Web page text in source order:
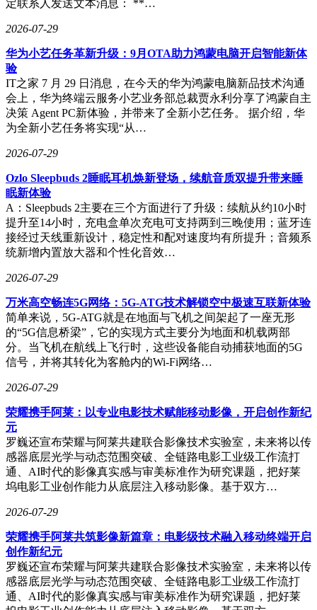
定联系人发送文本消息： **…
2026-07-29
华为小艺任务革新升级：9月OTA助力鸿蒙电脑开启智能新体
验
IT之家 7 月 29 日消息，在今天的华为鸿蒙电脑新品技术沟通
会上，华为终端云服务小艺业务部总裁贾永利分享了鸿蒙自主
决策 Agent PC新体验，并带来了全新小艺任务。 据介绍，华
为全新小艺任务将实现“从…
2026-07-29
Ozlo Sleepbuds 2睡眠耳机焕新登场，续航音质双提升带来睡
眠新体验
A：Sleepbuds 2主要在三个方面进行了升级：续航从约10小时
提升至14小时，充电盒单次充电可支持两到三晚使用；蓝牙连
接经过天线重新设计，稳定性和配对速度均有所提升；音频系
统新增内置放大器和个性化音效…
2026-07-29
万米高空畅连5G网络：5G-ATG技术解锁空中极速互联新体验
简单来说，5G-ATG就是在地面与飞机之间架起了一座无形
的“5G信息桥梁”，它的实现方式主要分为地面和机载两部
分。当飞机在航线上飞行时，这些设备能自动捕获地面的5G
信号，并将其转化为客舱内的Wi-Fi网络…
2026-07-29
荣耀携手阿莱：以专业电影技术赋能移动影像，开启创作新纪
元
罗巍还宣布荣耀与阿莱共建联合影像技术实验室，未来将以传
感器底层光学与动态范围突破、全链路电影工业级工作流打
通、AI时代的影像真实感与审美标准作为研究课题，把好莱
坞电影工业创作能力从底层注入移动影像。基于双方…
2026-07-29
荣耀携手阿莱共筑影像新篇章：电影级技术融入移动终端开启
创作新纪元
罗巍还宣布荣耀与阿莱共建联合影像技术实验室，未来将以传
感器底层光学与动态范围突破、全链路电影工业级工作流打
通、AI时代的影像真实感与审美标准作为研究课题，把好莱